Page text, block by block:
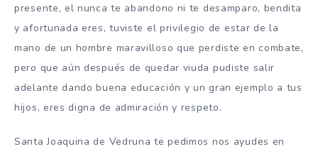
presente, el nunca te abandono ni te desamparo, bendita
y afortunada eres, tuviste el privilegio de estar de la
mano de un hombre maravilloso que perdiste en combate,
pero que aún después de quedar viuda pudiste salir
adelante dando buena educación y un gran ejemplo a tus
hijos, eres digna de admiración y respeto.
Santa Joaquina de Vedruna te pedimos nos ayudes en